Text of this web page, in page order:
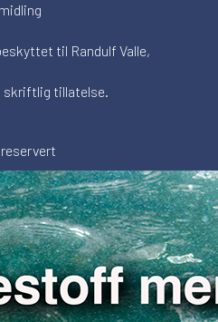
til Randulf Valle,
skriftlig tillatelse.